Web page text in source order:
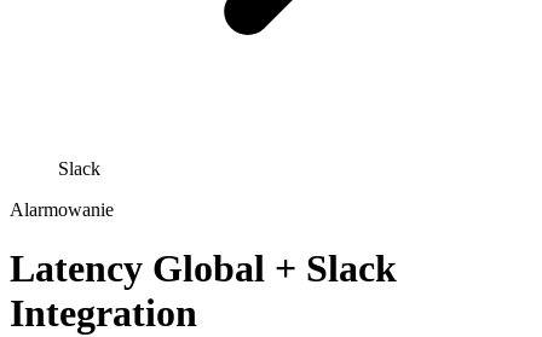
Slack
Alarmowanie
Latency Global + Slack
Integration